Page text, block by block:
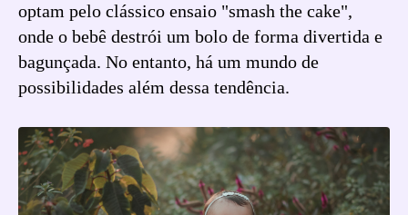
optam pelo clássico ensaio "smash the cake",
onde o bebê destrói um bolo de forma divertida e
bagunçada. No entanto, há um mundo de
possibilidades além dessa tendência.